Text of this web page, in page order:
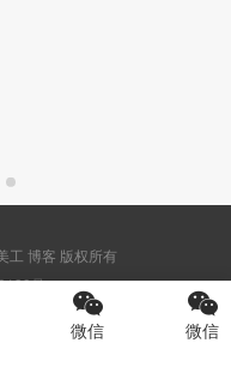
工 博客 版权所有
号
微信 微信